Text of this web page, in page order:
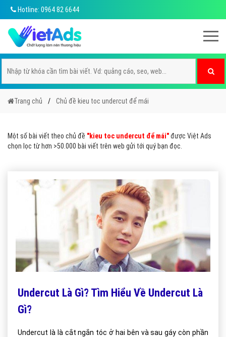
Hotline: 0964 82 6644
Trang chủ Chủ đề kieu toc undercut để mái
Một số bài viết theo chủ đề "kieu toc undercut để mái"được Việt Ads
chọn lọc từ hơn >50.000 bài viết trên web gửi tới quý bạn đọc.
Undercut Là Gì? Tìm Hiểu Về Undercut Là
Gì?
Undercut là là cắt ngắn tóc ở hai bên và sau gáy còn phần